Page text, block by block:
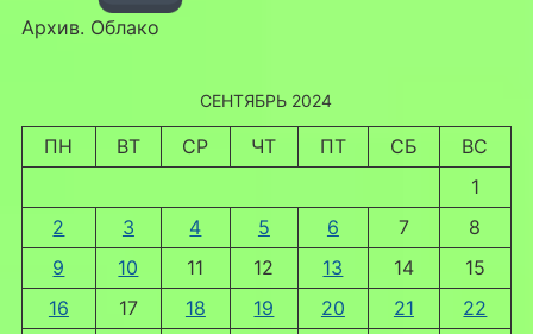
Архив. Облако
СЕНТЯБРЬ 2024
ПН ВТ СР ЧТ ПТ СБ
ВС
1
2
3 4 5 6 7
8
9
10 11 12 13 14
15
16
17 18 19 20 21
22